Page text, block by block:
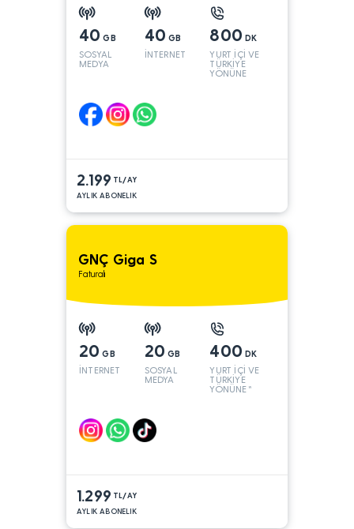
40 GB
SOSYAL
MEDYA
40 GB
İNTERNET
800 DK
YURT İÇİ VE
TÜRKİYE
YÖNÜNE
2.199 TL/AY
AYLIK ABONELIK
GNÇ Giga S
Faturalı
20 GB
İNTERNET
20 GB
SOSYAL
MEDYA
400 DK
YURT İÇİ VE
TÜRKİYE
YÖNÜNE*
1.299 TL/AY
AYLIK ABONELIK